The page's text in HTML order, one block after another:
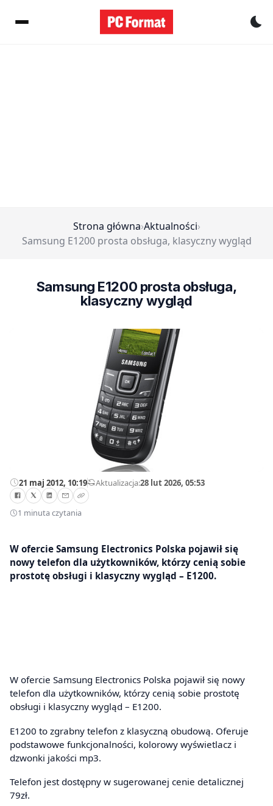
Strona główna›Aktualności›
Samsung E1200 prosta obsługa, klasyczny wygląd
Samsung E1200 prosta obsługa,
klasyczny wygląd
21 maj 2012, 10:19—Aktualizacja:28 lut 2026, 05:53
1 minuta czytania
W ofercie Samsung Electronics Polska pojawił się
nowy telefon dla użytkowników, którzy cenią sobie
prostotę obsługi i klasyczny wygląd – E1200.
W ofercie Samsung Electronics Polska pojawił się nowy
telefon dla użytkowników, którzy cenią sobie prostotę
obsługi i klasyczny wygląd – E1200.
E1200 to zgrabny telefon z klasyczną obudową. Oferuje
podstawowe funkcjonalności, kolorowy wyświetlacz i
dzwonki jakości mp3.
Telefon jest dostępny w sugerowanej cenie detalicznej
79zł.